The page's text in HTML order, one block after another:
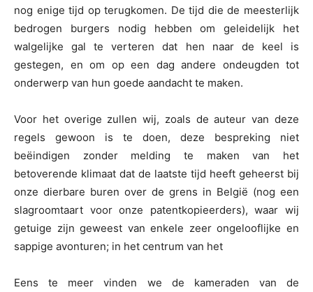
nog enige tijd op terugkomen. De tijd die de meesterlijk
bedrogen burgers nodig hebben om geleidelijk het
walgelijke gal te verteren dat hen naar de keel is
gestegen, en om op een dag andere ondeugden tot
onderwerp van hun goede aandacht te maken.
Voor het overige zullen wij, zoals de auteur van deze
regels gewoon is te doen, deze bespreking niet
beëindigen zonder melding te maken van het
betoverende klimaat dat de laatste tijd heeft geheerst bij
onze dierbare buren over de grens in België (nog een
slagroomtaart voor onze patentkopieerders), waar wij
getuige zijn geweest van enkele zeer ongelooflijke en
sappige avonturen; in het centrum van het
Eens te meer vinden we de kameraden van de